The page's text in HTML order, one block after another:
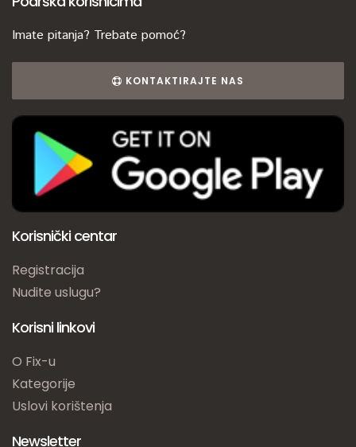
Imate pitanja? Trebate pomoć?
KONTAKTIRAJTE NAS
Korisnički centar
Registracija
Nudite uslugu?
Korisni linkovi
O Fix-u
Kategorije
Uslovi korištenja
Newsletter